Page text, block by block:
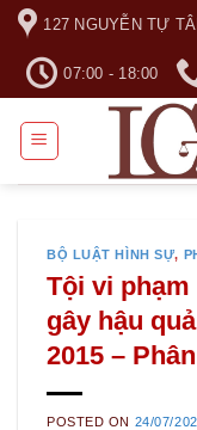
Skip
content
127 NGUYỄN TỰ
07:00 - 18:00
BỘ LUẬT HÌNH SỰ,
Tội vi phạm
gây hậu
2015 –
POSTED ON 24/07/